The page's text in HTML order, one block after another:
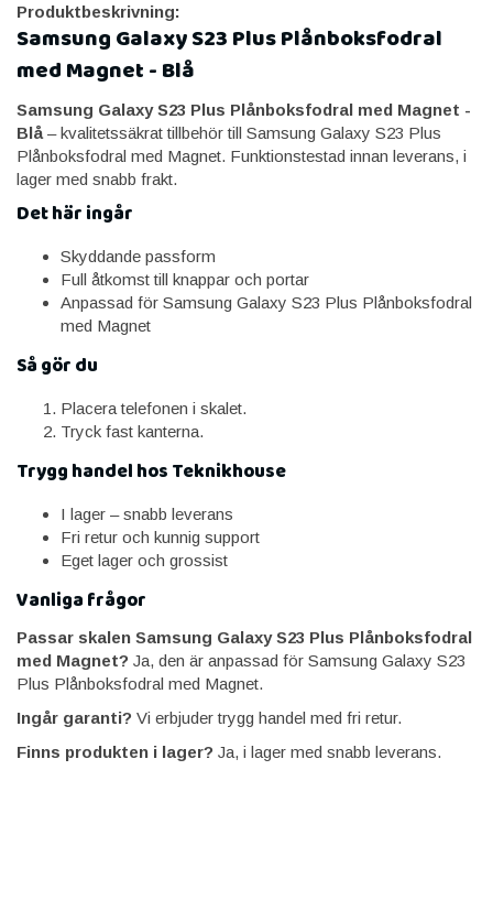
Produktbeskrivning:
Samsung Galaxy S23 Plus Plånboksfodral
med Magnet - Blå
Samsung Galaxy S23 Plus Plånboksfodral med Magnet -
Blå – kvalitetssäkrat tillbehör till Samsung Galaxy S23 Plus
Plånboksfodral med Magnet. Funktionstestad innan leverans, i
lager med snabb frakt.
Det här ingår
Skyddande passform
Full åtkomst till knappar och portar
Anpassad för Samsung Galaxy S23 Plus Plånboksfodral
med Magnet
Så gör du
Placera telefonen i skalet.
Tryck fast kanterna.
Trygg handel hos Teknikhouse
I lager – snabb leverans
Fri retur och kunnig support
Eget lager och grossist
Vanliga frågor
Passar skalen Samsung Galaxy S23 Plus Plånboksfodral
med Magnet? Ja, den är anpassad för Samsung Galaxy S23
Plus Plånboksfodral med Magnet.
Ingår garanti? Vi erbjuder trygg handel med fri retur.
Finns produkten i lager? Ja, i lager med snabb leverans.